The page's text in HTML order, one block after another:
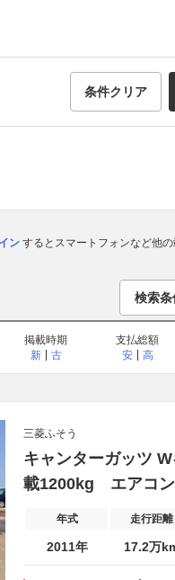
条件クリア
ンするとスマートフォンなど他の
検索
掲載時期
新
古
支払総額
安
高
三菱ふそう
キャンターガッツ
載1200kg エアコ
年式 走行距離
2011年 17.2万